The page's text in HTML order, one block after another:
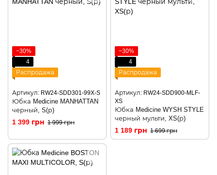
−30%
4
Распродажа
Артикул: RW24-SDD301-99X-S
Юбка Medicine MANHATTAN
черный, S(р)
1 399 грн 1 999 грн
−30%
4
Распродажа
Артикул: RW24-SDD900-MLF-
XS
Юбка Medicine WYSH STYLE
черный мульти, XS(р)
1 189 грн 1 699 грн